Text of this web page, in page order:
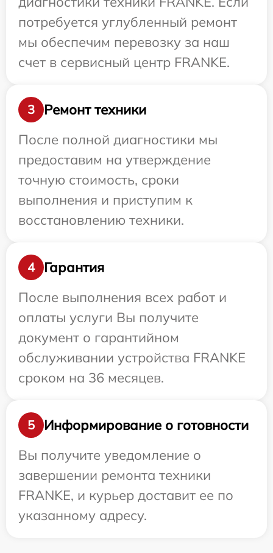
потребуется углубленный ремонт
мы обеспечим перевозку за наш
счет в сервисный центр FRANKE.
3
Ремонт техники
После полной диагностики мы
предоставим на утверждение
точную стоимость, сроки
выполнения и приступим к
восстановлению техники.
4
Гарантия
После выполнения всех работ и
оплаты услуги Вы получите
документ о гарантийном
обслуживании устройства FRANKE
сроком на 36 месяцев.
5
Информирование о готовности
Вы получите уведомление о
завершении ремонта техники
FRANKE, и курьер доставит ее по
указанному адресу.